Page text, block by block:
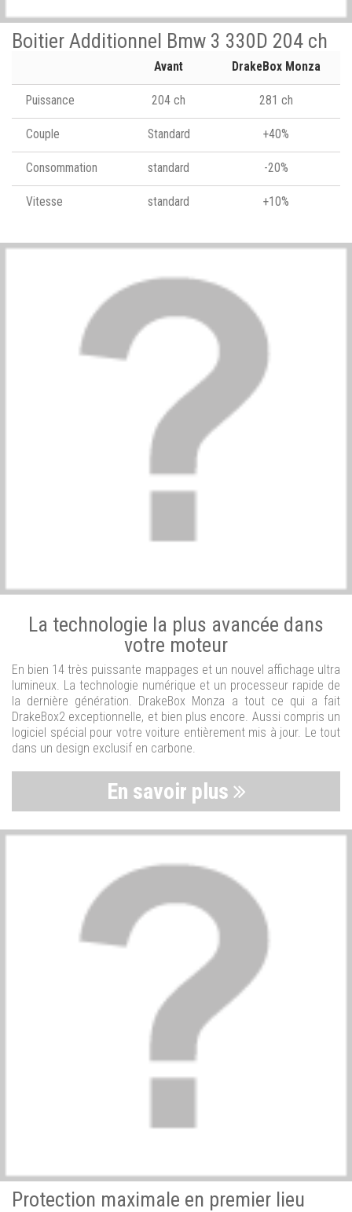
Boitier Additionnel Bmw 3 330D 204 ch
Avant DrakeBox Monza
Puissance 204 ch 281 ch
Couple Standard +40%
Consommation standard -20%
Vitesse standard +10%
La technologie la plus avancée dans
votre moteur
En bien 14 très puissante mappages et un nouvel affichage ultra
lumineux. La technologie numérique et un processeur rapide de
la dernière génération. DrakeBox Monza a tout ce qui a fait
DrakeBox2 exceptionnelle, et bien plus encore. Aussi compris un
logiciel spécial pour votre voiture entièrement mis à jour. Le tout
dans un design exclusif en carbone.
En savoir plus
Protection maximale en premier lieu